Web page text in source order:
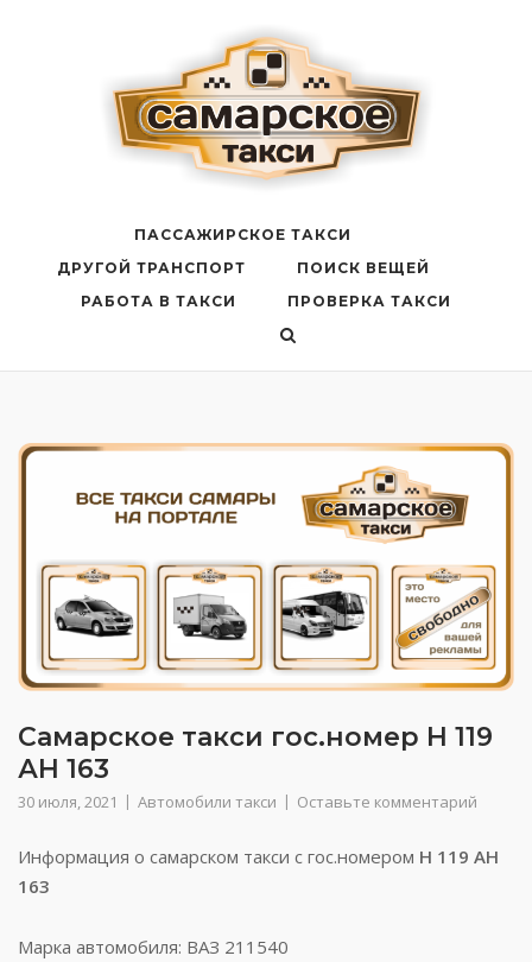
ПАССАЖИРСКОЕ ТАКСИ
ДРУГОЙ ТРАНСПОРТ
ПОИСК ВЕЩЕЙ
РАБОТА В ТАКСИ
ПРОВЕРКА ТАКСИ
Самарское такси гос.номер Н 119
АН 163
30 июля, 2021 Автомобили такси Оставьте комментарий
Информация о самарском такси с гос.номером Н 119 АН
163
Марка автомобиля: ВАЗ 211540